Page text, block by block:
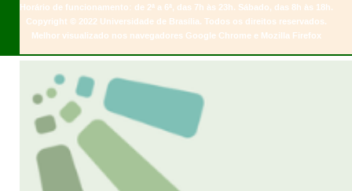
Horário de funcionamento: de 2ª a 6ª, das 7h às 23h. Sábado, das 8h às 18h.
Copyright © 2022 Universidade de Brasília. Todos os direitos reservados.
Melhor visualizado nos navegadores Google Chrome e Mozilla Firefox